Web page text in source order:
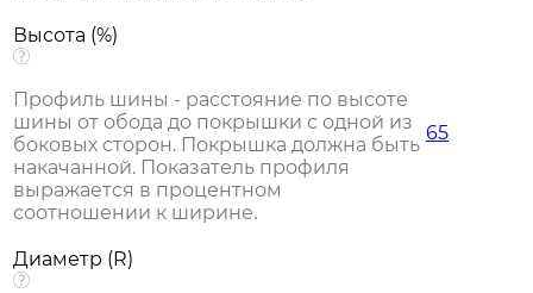
Высота (%)
Профиль шины - расстояние по высоте
шины от обода до покрышки с одной из
боковых сторон. Покрышка должна быть
накачанной. Показатель профиля
выражается в процентном
соотношении к ширине.
65
Диаметр (R)